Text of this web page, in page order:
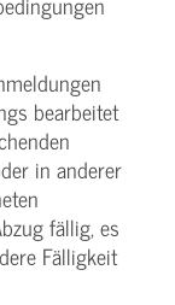
bearbeitet
in anderer
fällig, es
Fälligkeit